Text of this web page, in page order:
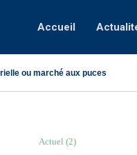
Accueil
ou marché aux puces
Actuel (2)